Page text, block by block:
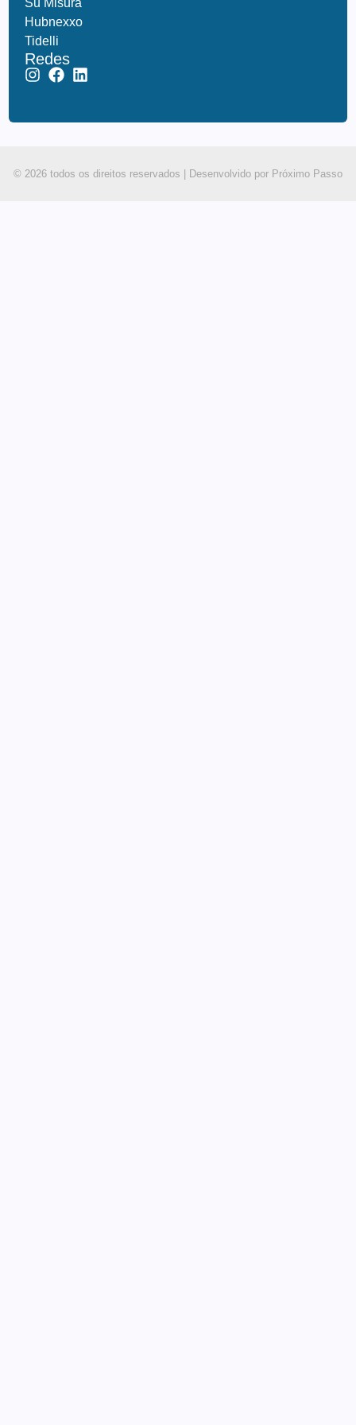
Hubnexxo
Tidelli
Redes
© 2026 todos os direitos reservados | Desenvolvido por Próximo Passo